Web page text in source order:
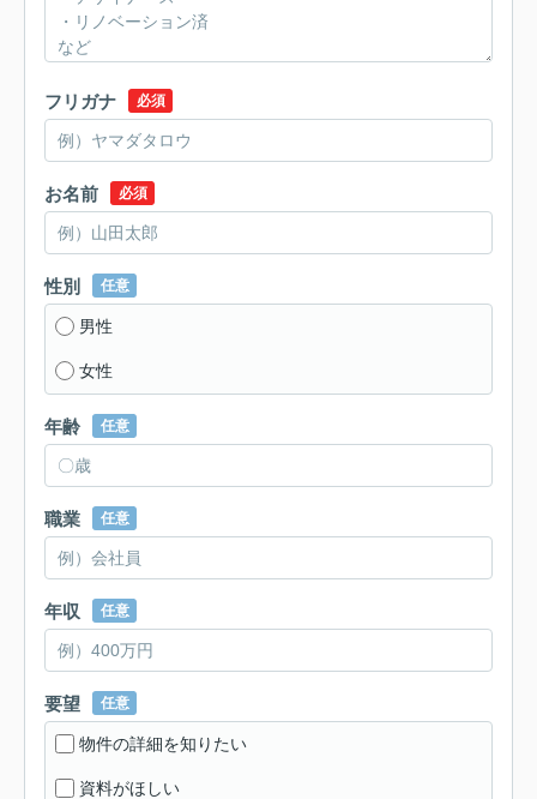
フリガナ 必須
お名前 必須
性別 任意
男性
女性
年齢 任意
職業 任意
年収 任意
要望 任意
物件の詳細を知りたい
資料がほしい